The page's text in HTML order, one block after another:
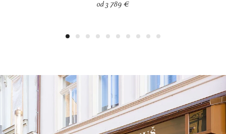
od 3 789 €
1 2 3 4 5 6 7 8 9 10